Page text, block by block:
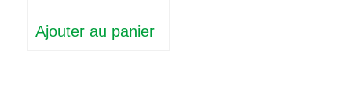
Ajouter au panier